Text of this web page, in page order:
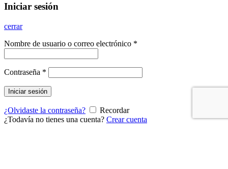
Iniciar sesión
cerrar
Nombre de usuario o correo electrónico *
Contraseña *
Iniciar sesión
¿Olvidaste la contraseña?
Recordar
¿Todavía no tienes una cuenta? Crear cuenta